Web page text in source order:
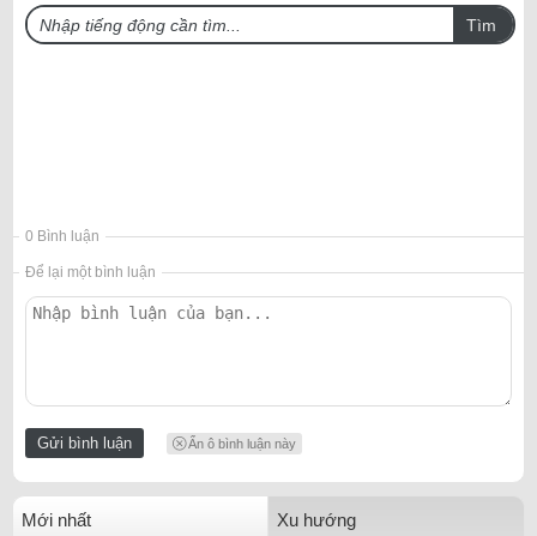
Tìm
0 Bình luận
Để lại một bình luận
Ẩn ô bình luận này
Mới nhất Xu hướng